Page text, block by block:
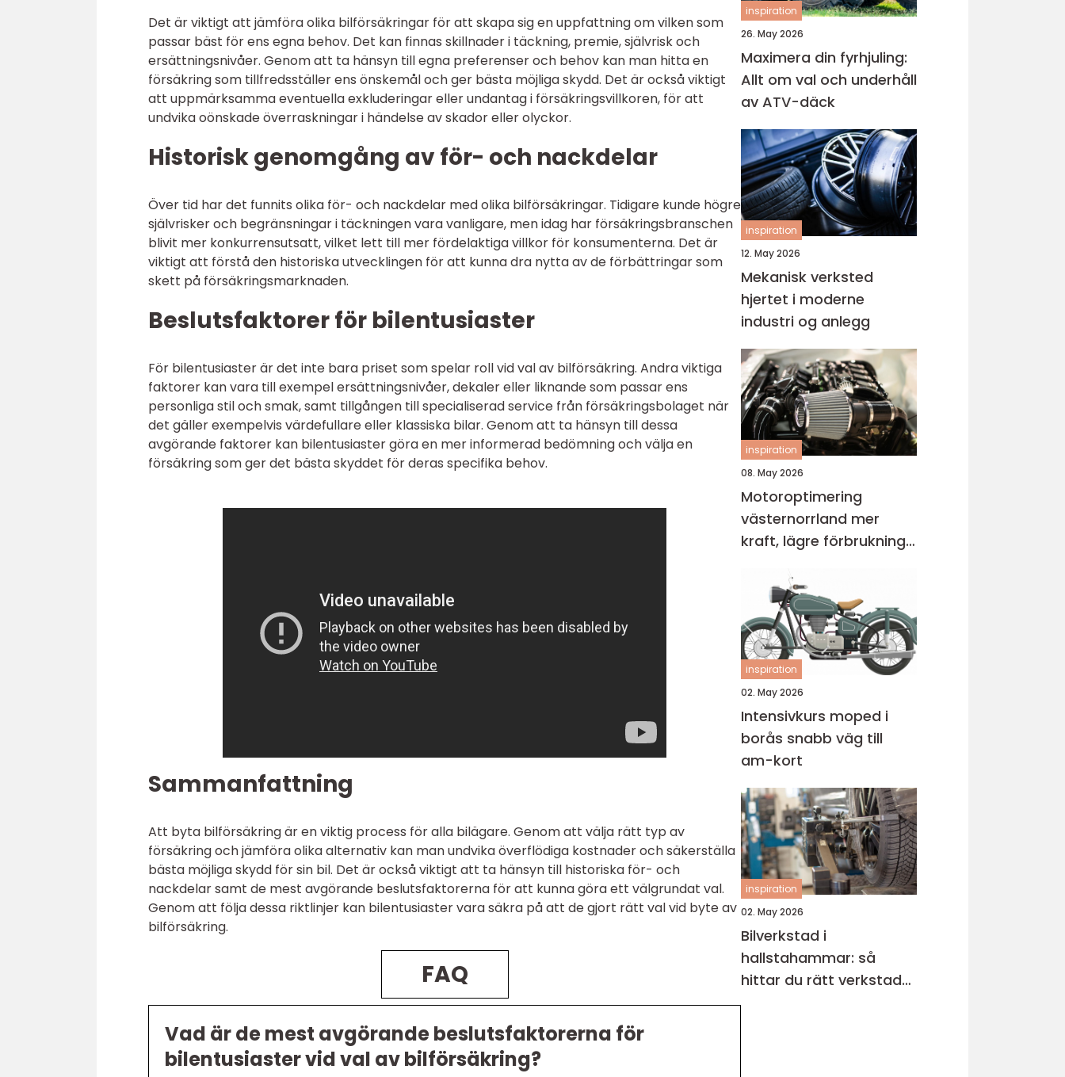
Det är viktigt att jämföra olika bilförsäkringar för att skapa sig en uppfattning om vilken som
passar bäst för ens egna behov. Det kan finnas skillnader i täckning, premie, självrisk och
ersättningsnivåer. Genom att ta hänsyn till egna preferenser och behov kan man hitta en
försäkring som tillfredsställer ens önskemål och ger bästa möjliga skydd. Det är också viktigt
att uppmärksamma eventuella exkluderingar eller undantag i försäkringsvillkoren, för att
undvika oönskade överraskningar i händelse av skador eller olyckor.
Historisk genomgång av för- och nackdelar
Över tid har det funnits olika för- och nackdelar med olika bilförsäkringar. Tidigare kunde högre
självrisker och begränsningar i täckningen vara vanligare, men idag har försäkringsbranschen
blivit mer konkurrensutsatt, vilket lett till mer fördelaktiga villkor för konsumenterna. Det är
viktigt att förstå den historiska utvecklingen för att kunna dra nytta av de förbättringar som
skett på försäkringsmarknaden.
Beslutsfaktorer för bilentusiaster
För bilentusiaster är det inte bara priset som spelar roll vid val av bilförsäkring. Andra viktiga
faktorer kan vara till exempel ersättningsnivåer, dekaler eller liknande som passar ens
personliga stil och smak, samt tillgången till specialiserad service från försäkringsbolaget när
det gäller exempelvis värdefullare eller klassiska bilar. Genom att ta hänsyn till dessa
avgörande faktorer kan bilentusiaster göra en mer informerad bedömning och välja en
försäkring som ger det bästa skyddet för deras specifika behov.
Sammanfattning
Att byta bilförsäkring är en viktig process för alla bilägare. Genom att välja rätt typ av
försäkring och jämföra olika alternativ kan man undvika överflödiga kostnader och säkerställa
bästa möjliga skydd för sin bil. Det är också viktigt att ta hänsyn till historiska för- och
nackdelar samt de mest avgörande beslutsfaktorerna för att kunna göra ett välgrundat val.
Genom att följa dessa riktlinjer kan bilentusiaster vara säkra på att de gjort rätt val vid byte av
bilförsäkring.
FAQ
Vad är de mest avgörande beslutsfaktorerna för
bilentusiaster vid val av bilförsäkring?
inspiration
26. May 2026
Maximera din fyrhjuling:
Allt om val och underhåll
av ATV-däck
inspiration
12. May 2026
Mekanisk verksted
hjertet i moderne
industri og anlegg
inspiration
08. May 2026
Motoroptimering
västernorrland mer
kraft, lägre förbrukning
inspiration
02. May 2026
Intensivkurs moped i
borås snabb väg till
am-kort
inspiration
02. May 2026
Bilverkstad i
hallstahammar: så
hittar du rätt verkstad